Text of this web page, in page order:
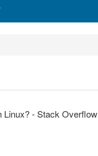
Linux? - Stack Overflow